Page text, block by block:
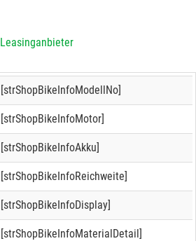
Leasinganbieter
[strShopBikeInfoModellNo]
[strShopBikeInfoMotor]
[strShopBikeInfoAkku]
[strShopBikeInfoReichweite]
[strShopBikeInfoDisplay]
[strShopBikeInfoMaterialDetail]